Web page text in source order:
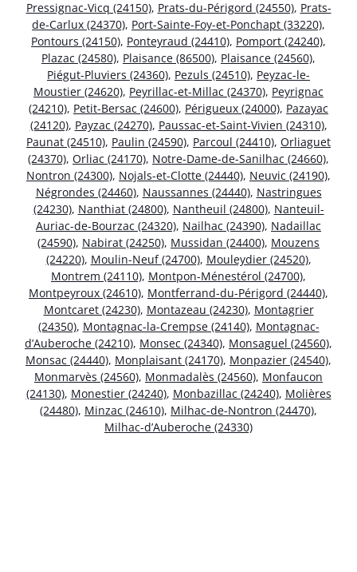
Pressignac-Vicq (24150), Prats-du-Périgord (24550), Prats-
de-Carlux (24370), Port-Sainte-Foy-et-Ponchapt (33220),
Pontours (24150), Ponteyraud (24410), Pomport (24240),
Plazac (24580), Plaisance (86500), Plaisance (24560),
Piégut-Pluviers (24360), Pezuls (24510), Peyzac-le-
Moustier (24620), Peyrillac-et-Millac (24370), Peyrignac
(24210), Petit-Bersac (24600), Périgueux (24000), Pazayac
(24120), Payzac (24270), Paussac-et-Saint-Vivien (24310),
Paunat (24510), Paulin (24590), Parcoul (24410), Orliaguet
(24370), Orliac (24170), Notre-Dame-de-Sanilhac (24660),
Nontron (24300), Nojals-et-Clotte (24440), Neuvic (24190),
Négrondes (24460), Naussannes (24440), Nastringues
(24230), Nanthiat (24800), Nantheuil (24800), Nanteuil-
Auriac-de-Bourzac (24320), Nailhac (24390), Nadaillac
(24590), Nabirat (24250), Mussidan (24400), Mouzens
(24220), Moulin-Neuf (24700), Mouleydier (24520),
Montrem (24110), Montpon-Ménestérol (24700),
Montpeyroux (24610), Montferrand-du-Périgord (24440),
Montcaret (24230), Montazeau (24230), Montagrier
(24350), Montagnac-la-Crempse (24140), Montagnac-
d’Auberoche (24210), Monsec (24340), Monsaguel (24560),
Monsac (24440), Monplaisant (24170), Monpazier (24540),
Monmarvès (24560), Monmadalès (24560), Monfaucon
(24130), Monestier (24240), Monbazillac (24240), Molières
(24480), Minzac (24610), Milhac-de-Nontron (24470),
Milhac-d’Auberoche (24330)